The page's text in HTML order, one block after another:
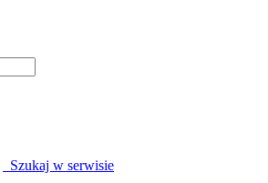
Szukaj w serwisie